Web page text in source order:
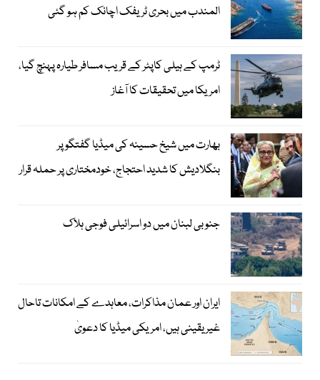
المندب میں بحری ٹریفک اچانک کم ہو گئی
ٹرمپ کے ہیلی کاپٹر کے قریب مسافر طیارہ پہنچ گیا،
امریکا میں تحقیقات کا آغاز
بھارت میں شیخ حسینہ کی میڈیا گفتگو پر
بنگلادیش کا شدید احتجاج، خودمختاری پر حملہ قرار
جنوبی لبنان میں دو اسرائیلی فوجی ہلاک
ایران اور عمان مذاکرات، معاہدے کے امکانات تاحال
غیر یقینی ہیں، امریکی میڈیا کا دعویٰ